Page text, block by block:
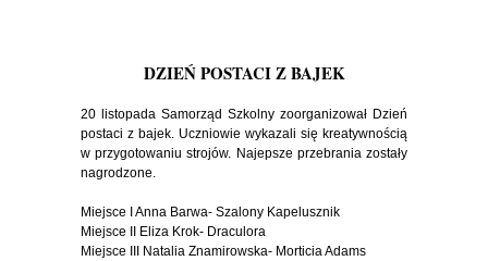
DZIEŃ POSTACI Z BAJEK
20 listopada Samorząd Szkolny zoorganizował Dzień
postaci z bajek. Uczniowie wykazali się kreatywnością
w przygotowaniu strojów. Najepsze przebrania zostały
nagrodzone.
Miejsce I Anna Barwa- Szalony Kapelusznik
Miejsce II Eliza Krok- Draculora
Miejsce III Natalia Znamirowska- Morticia Adams